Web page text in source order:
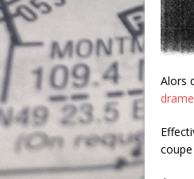
Alors
coupe